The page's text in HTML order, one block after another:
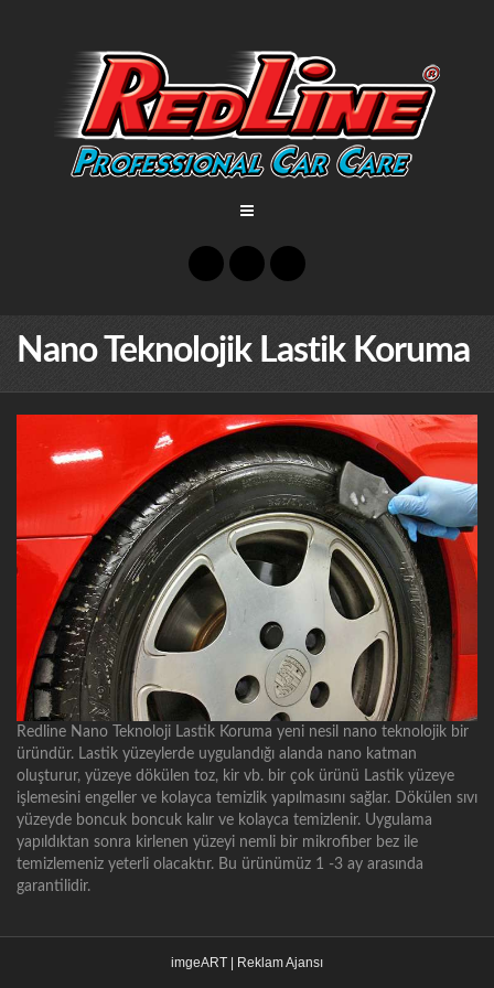
Nano Teknolojik Lastik Koruma
Redline Nano Teknoloji Lastik Koruma yeni nesil nano teknolojik bir
üründür. Lastik yüzeylerde uygulandığı alanda nano katman
oluşturur, yüzeye dökülen toz, kir vb. bir çok ürünü Lastik yüzeye
işlemesini engeller ve kolayca temizlik yapılmasını sağlar. Dökülen sıvı
yüzeyde boncuk boncuk kalır ve kolayca temizlenir. Uygulama
yapıldıktan sonra kirlenen yüzeyi nemli bir mikrofiber bez ile
temizlemeniz yeterli olacaktır. Bu ürünümüz 1 -3 ay arasında
garantilidir.
imgeART | Reklam Ajansı